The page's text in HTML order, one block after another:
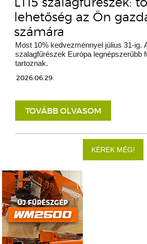
lehetőség az Ön
számára
Most 10% kedvezménnyel július 31-ig.
szalagfűrészek Európa legnépszerűbb
tartoznak.
2026.06.29.
TOVÁBB OLVASOM
KÉREK MÉG!